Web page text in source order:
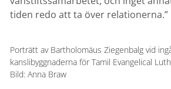
tiden redo att ta över relationerna.”
Porträtt av Bartholomäus Ziegenbalg vid
kanslibyggnaderna för Tamil Evangelical
Bild: Anna Braw